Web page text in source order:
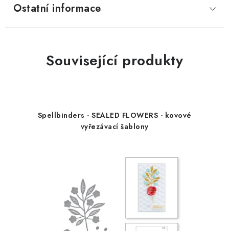
Ostatní informace
Související produkty
Spellbinders - SEALED FLOWERS - kovové
vyřezávací šablony